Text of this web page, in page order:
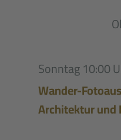
Sonntag10:00
Wander-
Architektur und